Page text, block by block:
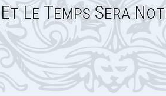
Et Le Temps Sera